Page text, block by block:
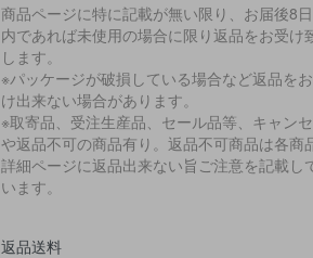
商品ページに特に記載が無い限り、お届後8
内であれば未使用の場合に限り返品をお受け
します。
※パッケージが破損している場合など返品を
け出来ない場合があります。
※取寄品、受注生産品、セール品等、キャン
や返品不可の商品有り。返品不可商品は各商
詳細ページに返品出来ない旨ご注意を記載し
います。
返品送料